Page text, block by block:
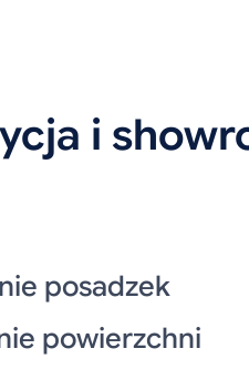
i
posadzek
powierzchni